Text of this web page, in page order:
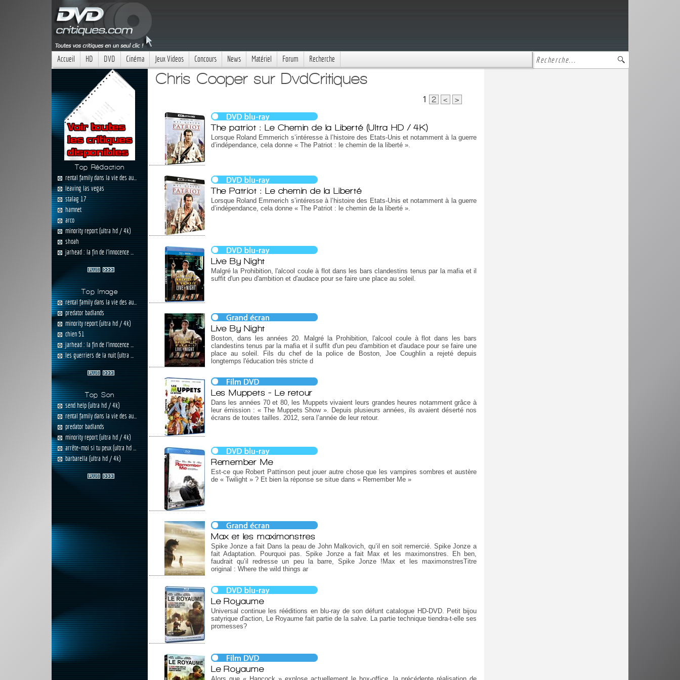
Accueil HD DVD Cinéma Jeux Videos Concours News Matériel Forum Recherche
Top Rédaction
rental family dans la vie des au...
leaving las vegas
stalag 17
hamnet
arco
minority report (ultra hd / 4k)
shoah
jarhead : la fin de l'innocence ...
Top Image
rental family dans la vie des au...
predator badlands
minority report (ultra hd / 4k)
chien 51
jarhead : la fin de l'innocence ...
les guerriers de la nuit (ultra ...
Top Son
send help (ultra hd / 4k)
rental family dans la vie des au...
predator badlands
minority report (ultra hd / 4k)
arrête-moi si tu peux (ultra hd ...
barbarella (ultra hd / 4k)
Chris Cooper sur DvdCritiques
1 2 < >
The patriot : Le Chemin de la Liberté (Ultra HD / 4K)
Lorsque Roland Emmerich s’intéresse à l’histoire des Etats-Unis et notamment à la guerre
d’indépendance, cela donne « The Patriot : le chemin de la liberté ».
The Patriot : Le chemin de la Liberté
Lorsque Roland Emmerich s’intéresse à l’histoire des Etats-Unis et notamment à la guerre
d’indépendance, cela donne « The Patriot : le chemin de la liberté ».
Live By Night
Malgré la Prohibition, l'alcool coule à flot dans les bars clandestins tenus par la mafia et il
suffit d'un peu d'ambition et d'audace pour se faire une place au soleil.
Live By Night
Boston, dans les années 20. Malgré la Prohibition, l'alcool coule à flot dans les bars
clandestins tenus par la mafia et il suffit d'un peu d'ambition et d'audace pour se faire une
place au soleil. Fils du chef de la police de Boston, Joe Coughlin a rejeté depuis
longtemps l'éducation très stricte d
Les Muppets - Le retour
Dans les années 70 et 80, les Muppets vivaient leurs grandes heures notamment grâce à
leur émission : « The Muppets Show ». Depuis plusieurs années, ils avaient déserté nos
écrans de toutes tailles. 2012, sera l’année de leur retour.
Remember Me
Est-ce que Robert Pattinson peut jouer autre chose que les vampires sombres et austère
de « Twilight » ? Et bien la réponse se situe dans « Remember Me »
Max et les maximonstres
Spike Jonze a fait Dans la peau de John Malkovich, qu’il en soit remercié. Spike Jonze a
fait Adaptation. Pourquoi pas. Spike Jonze a fait Max et les maximonstres. Eh ben,
faudrait qu’il redresse un peu la barre, Spike Jonze !Max et les maximonstresTitre
original : Where the wild things ar
Le Royaume
Universal continue les rééditions en blu-ray de son défunt catalogue HD-DVD. Petit bijou
satyrique d'action, Le Royaume fait partie de la salve. La partie technique tiendra-t-elle ses
promesses?
Le Royaume